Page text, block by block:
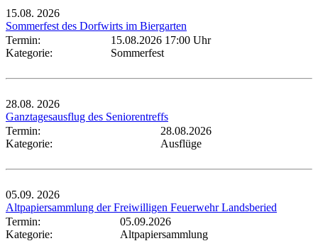
15.08. 2026
Sommerfest des Dorfwirts im Biergarten
Termin:
15.08.2026 17:00 Uhr
Kategorie:
Sommerfest
28.08. 2026
Ganztagesausflug des Seniorentreffs
Termin:
28.08.2026
Kategorie:
Ausflüge
05.09. 2026
Altpapiersammlung der Freiwilligen Feuerwehr Landsberied
Termin:
05.09.2026
Kategorie:
Altpapiersammlung